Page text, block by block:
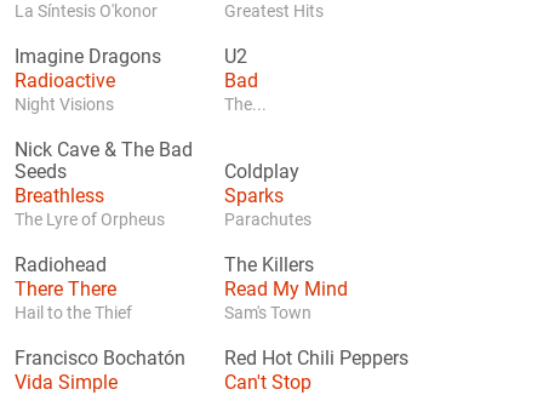
La Síntesis O'konor Greatest Hits
Imagine Dragons
Radioactive
Night Visions
U2
Bad
The...
Nick Cave & The Bad
Seeds
Breathless
The Lyre of Orpheus
Coldplay
Sparks
Parachutes
Radiohead
There There
Hail to the Thief
The Killers
Read My Mind
Sam's Town
Francisco Bochatón
Vida Simple
Red Hot Chili Peppers
Can't Stop